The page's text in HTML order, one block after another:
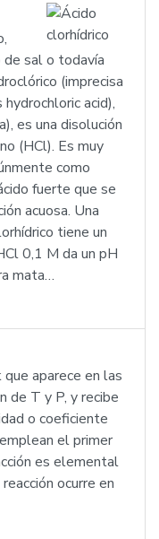
de sal o todavía
(imprecisa
acid),
es una disolución
(HCl). Es muy
como
fuerte que se
acuosa. Una
tiene un
0,1 M da un pH
mata…
aparece en las
de T y P, y recibe
o coeficiente
el primer
es elemental
ocurre en